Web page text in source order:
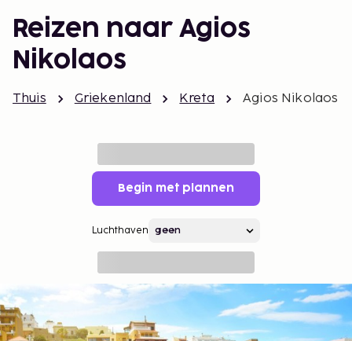
Reizen naar Agios
Nikolaos
Thuis Griekenland Kreta Agios Nikolaos
Begin met plannen
Luchthaven